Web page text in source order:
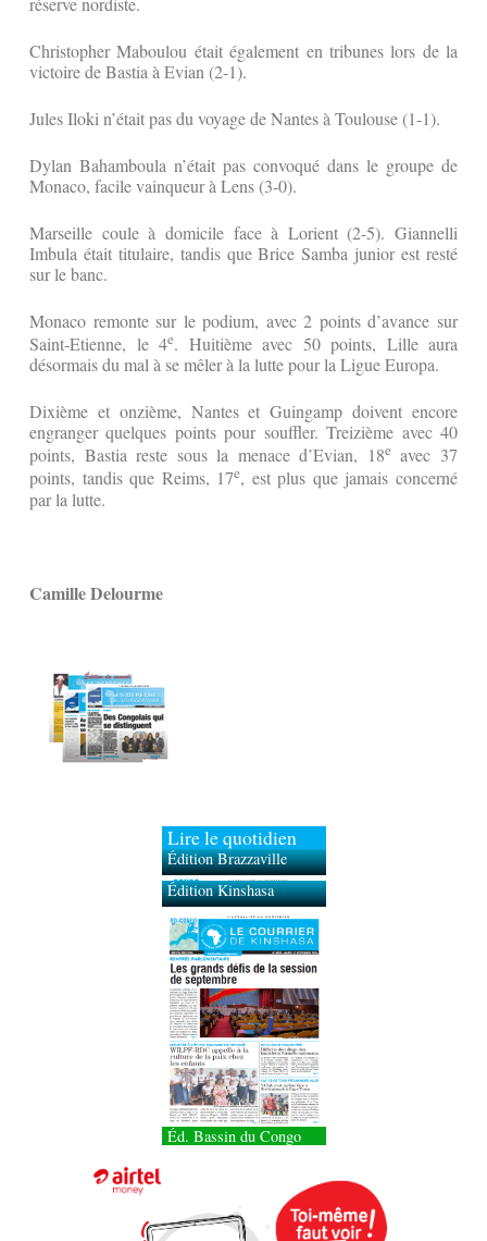
Christopher Maboulou était également en tribunes lors de la
victoire de Bastia à Evian (2-1).
Jules Iloki n’était pas du voyage de Nantes à Toulouse (1-1).
Dylan Bahamboula n’était pas convoqué dans le groupe de
Monaco, facile vainqueur à Lens (3-0).
Marseille coule à domicile face à Lorient (2-5). Giannelli
Imbula était titulaire, tandis que Brice Samba junior est resté
sur le banc.
Monaco remonte sur le podium, avec 2 points d’avance sur
Saint-Etienne, le 4e. Huitième avec 50 points, Lille aura
désormais du mal à se mêler à la lutte pour la Ligue Europa.
Dixième et onzième, Nantes et Guingamp doivent encore
engranger quelques points pour souffler. Treizième avec 40
points, Bastia reste sous la menace d’Evian, 18eavec 37
points, tandis que Reims, 17e, est plus que jamais concerné
par la lutte.
Camille Delourme
Lire le quotidien
Édition Brazzaville
Édition Kinshasa
Éd. Bassin du Congo